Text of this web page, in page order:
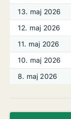
13. maj 2026
12. maj 2026
11. maj 2026
10. maj 2026
8. maj 2026